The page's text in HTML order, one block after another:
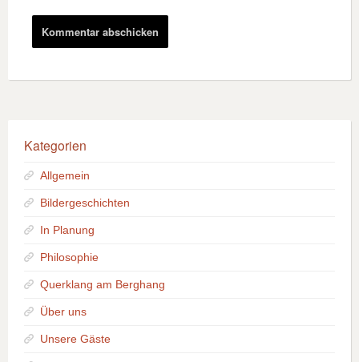
Kategorien
Allgemein
Bildergeschichten
In Planung
Philosophie
Querklang am Berghang
Über uns
Unsere Gäste